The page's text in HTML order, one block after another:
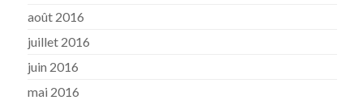
août 2016
juillet 2016
juin 2016
mai 2016